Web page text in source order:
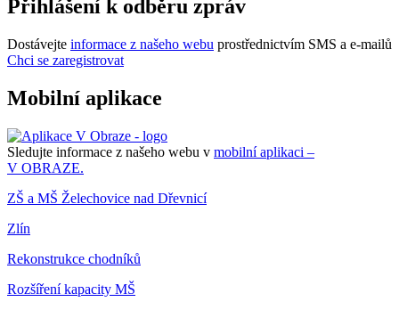
Přihlášení k odběru zpráv
Dostávejte informace z našeho webu prostřednictvím SMS a e-mailů
Chci se zaregistrovat
Mobilní aplikace
Sledujte informace z našeho webu v mobilní aplikaci –
V OBRAZE.
ZŠ a MŠ Želechovice nad Dřevnicí
Zlín
Rekonstrukce chodníků
Rozšíření kapacity MŠ